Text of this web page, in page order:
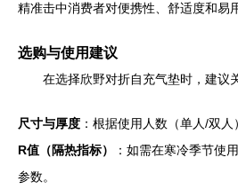
精准击中消费者对便携性、舒适度和易
选购与使用建议
在选择欣野对折自充气垫时，建议
尺寸与厚度 ：根据使用人数（单人/双人
R值（隔热指标）
：如需在寒冷季节使
参数。